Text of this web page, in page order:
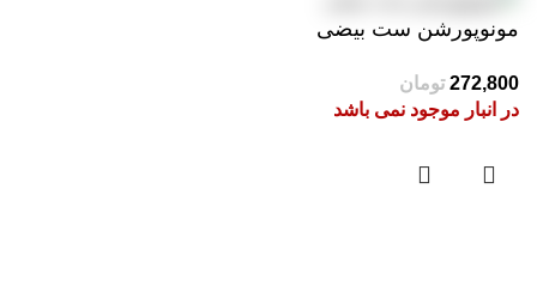
مونوپورشن ست بیضی
در انبار موجود نمی باشد